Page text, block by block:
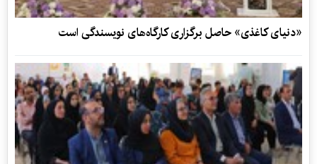
«دنیای کاغذی» حاصل برگزاری کارگاه‌های نویسندگی است